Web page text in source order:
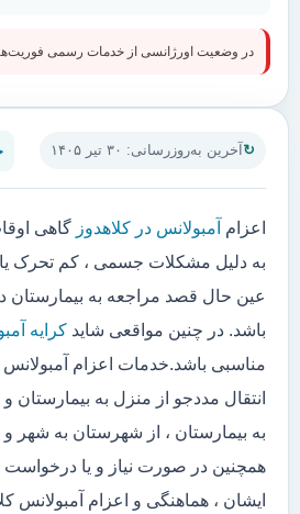
آخرین به‌روزرسانی: ۳۰ تیر ۱۴۰۵
اعزام آمبولانس در کلاهدوز گاهی
به دلیل مشکلات جسمی ، کم تحرک یا
عین حال قصد مراجعه به بیمارستان
باشد. در چنین مواقعی شاید کرایه
مناسبی باشد.خدمات اعزام
انتقال مددجو از منزل به بیمارستان
به بیمارستان ، از شهرستان به شهر
همچنین در صورت نیاز و یا درخواست
ایشان ، هماهنگی و اعزام آمبولانس
در وضعیت اورژانسی از خدمات رسمی